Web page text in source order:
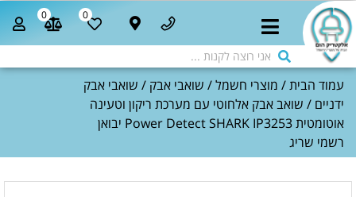
0
0
עמוד הבית/ מוצרי חשמל/ שואבי אבק / שואבי אבק
ידניים / שואב אבק אלחוטי עם מערכת ריקון וטעינה
אוטומטית Power Detect SHARK IP3253 יבואן
רשמי שריג